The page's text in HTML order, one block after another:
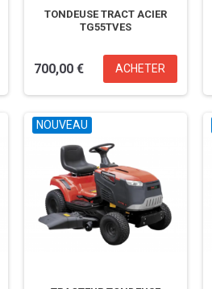
TONDEUSE TRACT ACIER
TG55TVES
700,00 € ACHETER
NOUVEAU